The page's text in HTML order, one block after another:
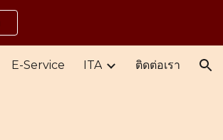
E-Service ITA ติดต่อเรา